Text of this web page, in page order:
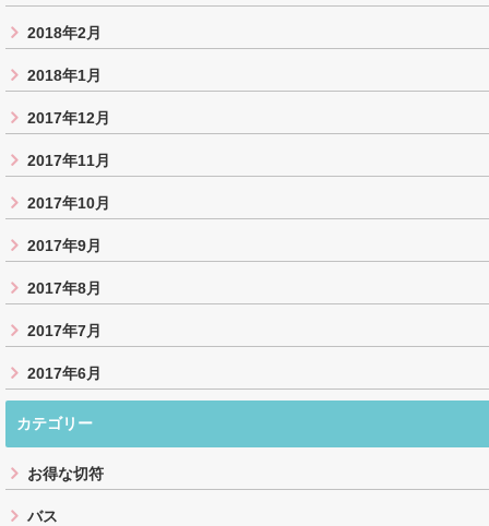
2018年2月
2018年1月
2017年12月
2017年11月
2017年10月
2017年9月
2017年8月
2017年7月
2017年6月
カテゴリー
お得な切符
バス